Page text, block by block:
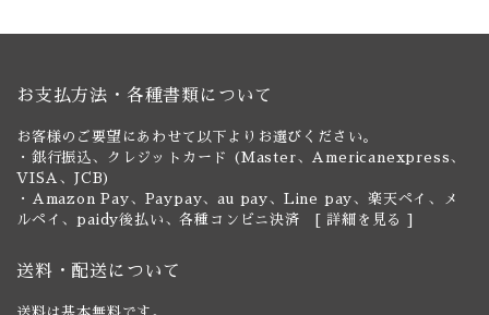
お支払方法・各種書類について
お客様のご要望にあわせて以下よりお選びください。
・銀行振込、クレジットカード (Master、Americanexpress、
VISA、JCB)
・Amazon Pay、Paypay、au pay、Line pay、楽天ペイ、メ
ルペイ、paidy後払い、各種コンビニ決済 [ 詳細を見る ]
送料・配送について